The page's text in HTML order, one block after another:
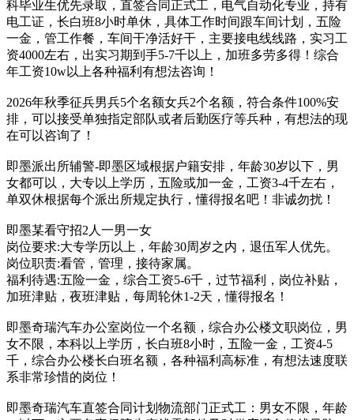
科毕业生优先录取，直签合同正式工，电气自动化专业，持有
电工证，长白班8小时单休，具体工作时间跟车间计划，五险
一金，管工作餐，车间干净活好干，主要接电线线路，实习工
资4000左右，出实习期到手5-7千以上，加班多劳多得！综合
年工资10w以上各种福利有想法咨询！
2026年秋季征兵男兵5个名额女兵2个名额，符合条件100%安
排，可以接受单独指定部队或者后勤医疗等兵种，有想法的现
在可以咨询了！
即墨派出所辅警-即墨区域根据户籍安排，年龄30岁以下，男
女都可以，大专以上学历，五险或加一金，工资3-4千左右，
单双休根据每个派出所规定执行，懂得报名吧！非诚勿扰！
即墨某看守招2人一男一女
岗位要求:大专学历以上，年龄30周岁之内，退伍军人优先。
岗位职责:看管，管理，接待家属。
福利待遇:五险一金，综合工资5-6千，过节福利，岗位补贴，
加班津贴，夜班津贴，每周轮休1-2天，懂得报名！
即墨奇瑞汽车办公室岗位一个名额，综合办公楼文职岗位，男
女不限，本科以上学历，长白班8小时，五险一金，工资4-5
千，综合办公楼长白班名额，各种福利高标准，有想法速度联
系非常珍惜的岗位！
即墨奇瑞汽车直签合同计划物流部门正式工：男女不限，年龄